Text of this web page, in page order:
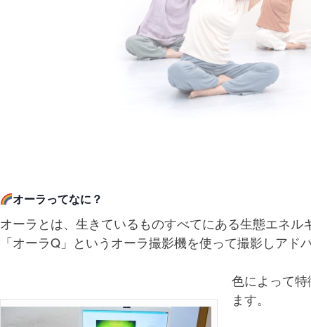
オーラってなに？
オーラとは、生きているものすべてにある生態エネル
「オーラQ」というオーラ撮影機を使って撮影しアド
色によって
ます。